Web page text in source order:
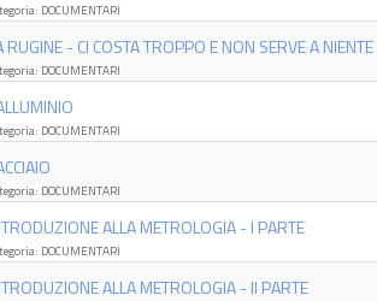
DOCUMENTARI
RUGINE - CI COSTA TROPPO E NON SERVE A NIENTE
DOCUMENTARI
DOCUMENTARI
DOCUMENTARI
ALLA METROLOGIA - I PARTE
DOCUMENTARI
ALLA METROLOGIA - II PARTE